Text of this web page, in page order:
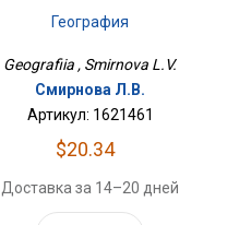
География
Geografiia , Smirnova L.V.
Смирнова Л.В.
Артикул: 1621461
$20.34
Доставка за 14–20 дней